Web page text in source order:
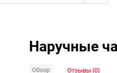
Наручные
Обзор Отзывы (0)